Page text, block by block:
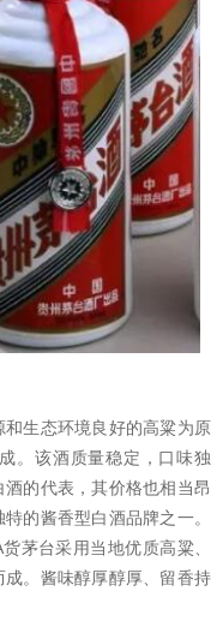
生态环境良好的高粱为原
。该酒质量稳定，口味独
的代表，其价格也相当昂
的酱香型白酒品牌之一。
茅台采用当地优质高粱、
。酱味醇厚醇厚、留香持